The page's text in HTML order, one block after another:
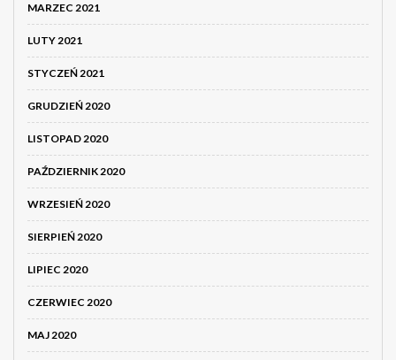
MARZEC 2021
LUTY 2021
STYCZEŃ 2021
GRUDZIEŃ 2020
LISTOPAD 2020
PAŹDZIERNIK 2020
WRZESIEŃ 2020
SIERPIEŃ 2020
LIPIEC 2020
CZERWIEC 2020
MAJ 2020